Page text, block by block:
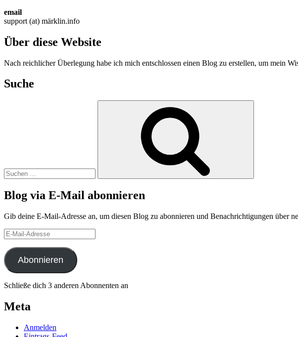
email
support (at) märklin.info
Über diese Website
Nach reichlicher Überlegung habe ich mich entschlossen einen Blog zu erstellen, um mein
Suche
Blog via E-Mail abonnieren
Gib deine E-Mail-Adresse an, um diesen Blog zu abonnieren und Benachrichtigungen über
E-
Mail-
Adresse
Abonnieren
Schließe dich 3 anderen Abonnenten an
Meta
Anmelden